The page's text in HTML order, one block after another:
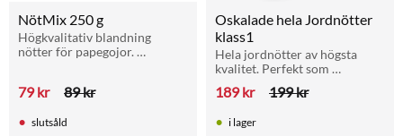
NötMix 250 g
Högkvalitativ blandning
nötter för papegojor.
nyttiga fetter, antioxidanter
79kr 89kr
slutsåld
Oskalade hela Jordnötter
klass1
Hela jordnötter av högsta
kvalitet. Perfekt som
till papegojor.
189kr 199kr
i lager